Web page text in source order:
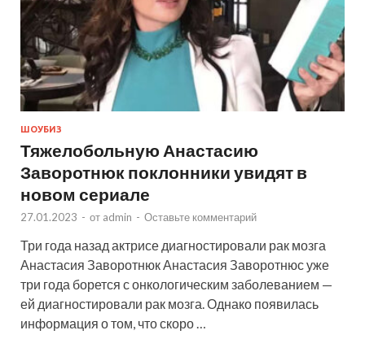
ШОУБИЗ
Тяжелобольную Анастасию
Заворотнюк поклонники увидят в
новом сериале
27.01.2023 - от admin - Оставьте комментарий
Три года назад актрисе диагностировали рак мозга
Анастасия Заворотнюк Анастасия Заворотнюс уже
три года борется с онкологическим заболеванием —
ей диагностировали рак мозга. Однако появилась
информация о том, что скоро …